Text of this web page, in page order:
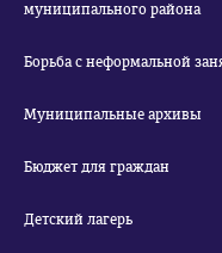
муниципального района
Борьба с неформальной
Муниципальные архивы
Бюджет для граждан
Детский лагерь